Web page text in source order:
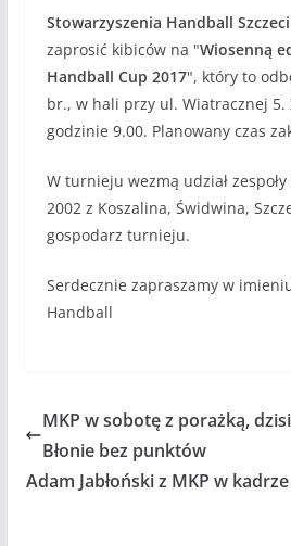
Stowarzyszenia Handball
zaprosić kibiców na "Wiosenną
Handball Cup 2017", który to
br., w hali przy ul. Wiatracznej 5.
godzinie 9.00. Planowany czas
W turnieju wezmą udział
2002 z Koszalina, Świdwina,
gospodarz turnieju.
Serdecznie zapraszamy w
Handball
MKP w sobotę z porażką,
Błonie bez punktów
Adam Jabłoński z MKP w